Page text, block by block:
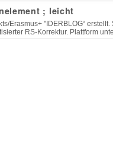
; leicht
Erasmus+ "IDERBLOG“
RS-Korrektur. Plattform